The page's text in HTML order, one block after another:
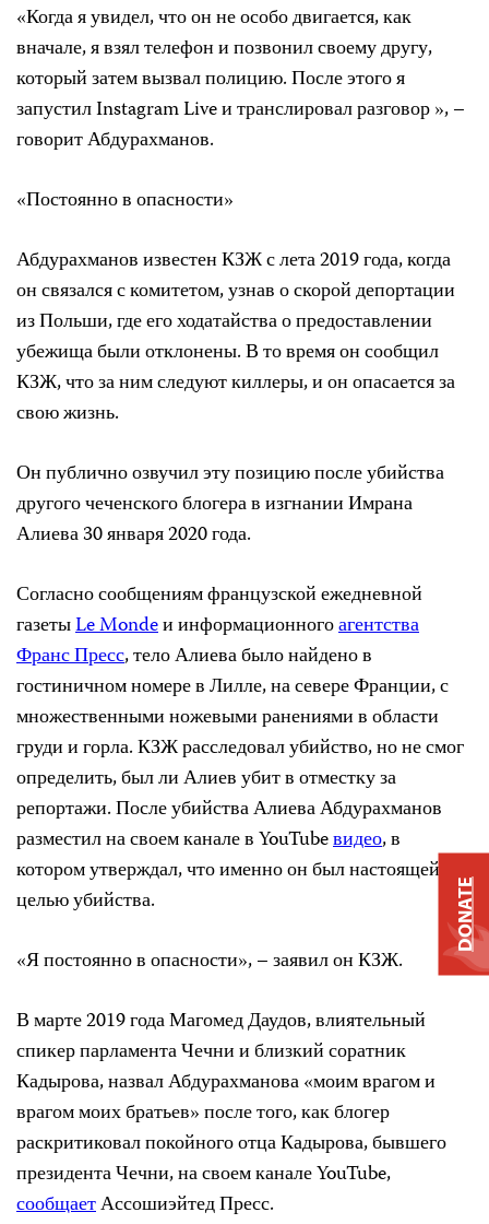
«Когда я увидел, что он не особо двигается, как
вначале, я взял телефон и позвонил своему другу,
который затем вызвал полицию. После этого я
запустил Instagram Live и транслировал разговор », –
говорит Абдурахманов.
«Постоянно в опасности»
Абдурахманов известен КЗЖ с лета 2019 года, когда
он связался с комитетом, узнав о скорой депортации
из Польши, где его ходатайства о предоставлении
убежища были отклонены. В то время он сообщил
КЗЖ, что за ним следуют киллеры, и он опасается за
свою жизнь.
Он публично озвучил эту позицию после убийства
другого чеченского блогера в изгнании Имрана
Алиева 30 января 2020 года.
Согласно сообщениям французской ежедневной
газетыLe Mondeи информационногоагентства
Франс Пресс, тело Алиева было найдено в
гостиничном номере в Лилле, на севере Франции, с
множественными ножевыми ранениями в области
груди и горла. КЗЖ расследовал убийство, но не смог
определить, был ли Алиев убит в отместку за
репортажи. После убийства Алиева Абдурахманов
разместил на своем канале в YouTubeвидео, в
котором утверждал, что именно он был настоящей
целью убийства.
«Я постоянно в опасности», – заявил он КЗЖ.
В марте 2019 года Магомед Даудов, влиятельный
спикер парламента Чечни и близкий соратник
Кадырова, назвал Абдурахманова «моим врагом и
врагом моих братьев» после того, как блогер
раскритиковал покойного отца Кадырова, бывшего
президента Чечни, на своем канале YouTube,
сообщаетАссошиэйтед Пресс.
DONATE